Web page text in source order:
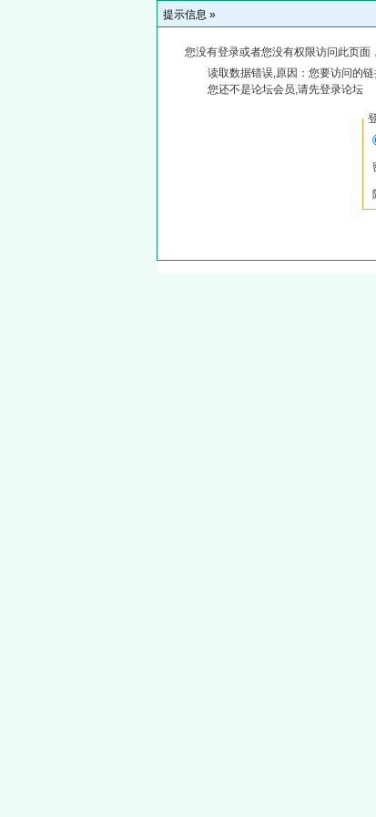
提示信息 »
您没有登录或者您没有权限访问此页面
读取数据错误,原因：您要访问的
您还不是论坛会员,请先登录论坛